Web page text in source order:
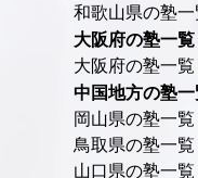
和歌山県の塾一
大阪府の塾一覧
大阪府の塾一覧
中国地方の塾一
岡山県の塾一覧
鳥取県の塾一覧
山口県の塾一覧